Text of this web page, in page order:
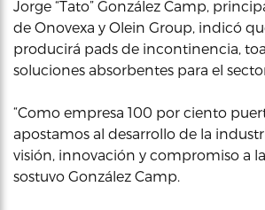
Jorge “Tato” González Camp,
de Onovexa y Olein Group, indicó
producirá pads de incontinencia,
soluciones absorbentes para el
“Como empresa 100 por ciento
apostamos al desarrollo de la
visión, innovación y compromiso a
sostuvo González Camp.